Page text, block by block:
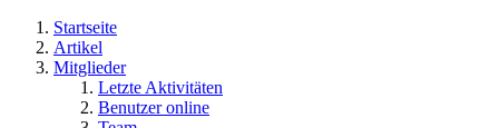
Startseite
Artikel
Mitglieder
Letzte Aktivitäten
Benutzer online